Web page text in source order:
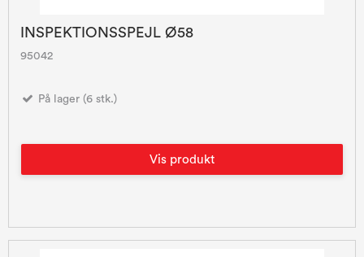
INSPEKTIONSSPEJL Ø58
95042
På lager (6 stk.)
Vis produkt